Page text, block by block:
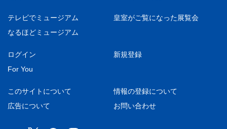
テレビでミュージアム
皇室がご覧になった展覧会
なるほどミュージアム
ログイン
新規登録
For You
このサイトについて
情報の登録について
広告について
お問い合わせ